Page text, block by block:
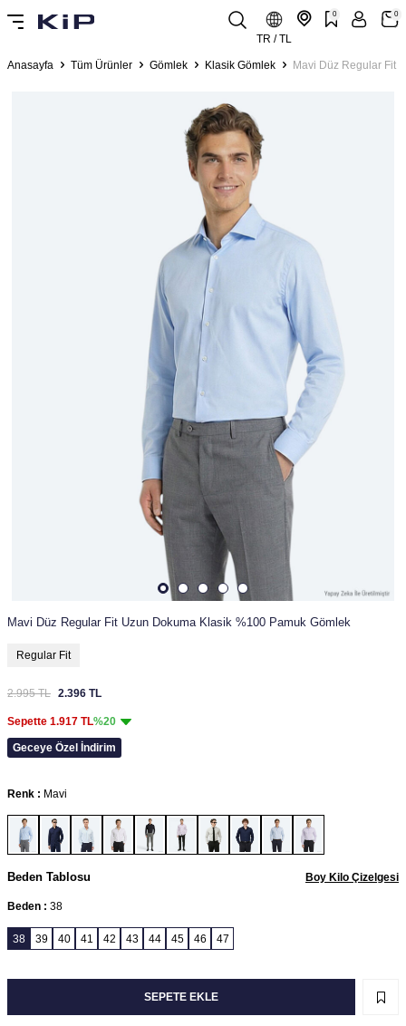
TR / TL
0 0
Anasayfa Tüm Ürünler Gömlek Klasik Gömlek Mavi Düz Regular Fit
Mavi Düz Regular Fit Uzun Dokuma Klasik %100 Pamuk Gömlek
Regular Fit
2.995TL 2.396 TL
Sepette 1.917 TL%20
Geceye Özel İndirim
Renk : Mavi
Beden Tablosu Boy Kilo Çizelgesi
Beden : 38
38 39 40 41 42 43 44 45 46 47
SEPETE EKLE